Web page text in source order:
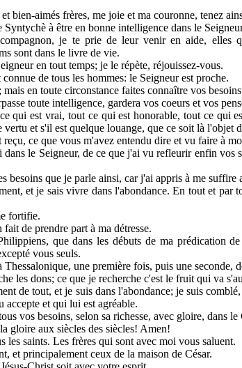
bien-aimés frères, me joie et ma couronne, tenez
à être en bonne intelligence dans le
je te prie de leur venir en aide, elles
sont dans le livre de vie.
en tout temps; je le répète, réjouissez-vous.
de tous les hommes: le Seigneur est proche.
en toute circonstance faites connaître vos
toute intelligence, gardera vos coeurs et vos
qui est vrai, tout ce qui est honorable, tout ce qui
vertu et s'il est quelque louange, que ce soit là l'objet
reçu, ce que vous m'avez entendu dire et vu faire à
dans le Seigneur, de ce que j'ai vu refleurir enfin
besoins que je parle ainsi, car j'ai appris à me suffire
et je sais vivre dans l'abondance. En tout et par
fortifie.
de prendre part à ma détresse.
que dans les débuts de ma prédication
vous seuls.
une première fois, puis une seconde,
les dons; ce que je recherche c'est le fruit qui va
de tout, et je suis dans l'abondance; je suis
accepte et qui lui est agréable.
vos besoins, selon sa richesse, avec gloire, dans le
gloire aux siècles des siècles! Amen!
les saints. Les frères qui sont avec moi vous saluent.
et principalement ceux de la maison de César.